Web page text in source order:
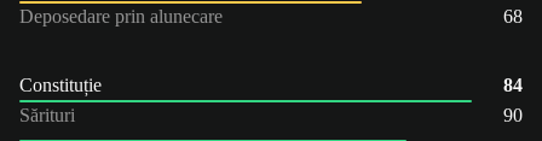
Deposedare prin alunecare
68
Constituție
84
Sărituri
90